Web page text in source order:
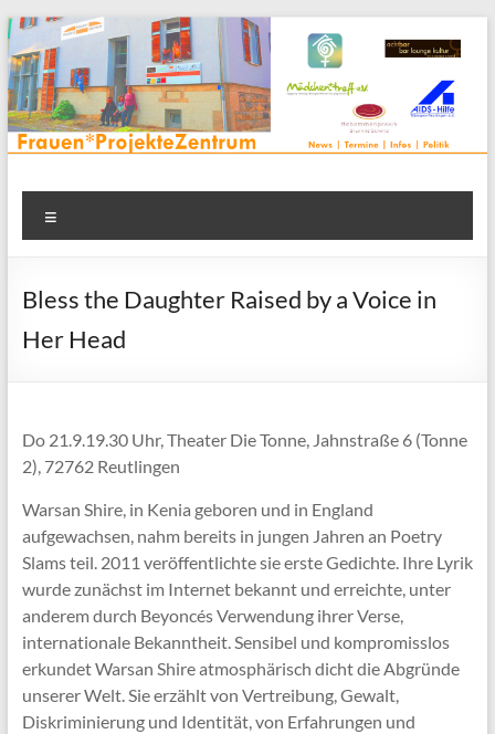
Zum
Inhalt
springen
Frauenprojektehaus wird
FrauenProjekteZentrum
Frauen* | Mädchen* | Projekte | Beratung | Veranstaltungen |
in einem Zentrum | Räume für alle | Projektarbeit | Begegnung
Bless the Daughter Raised by a Voice in
Her Head
Do 21.9.19.30 Uhr, Theater Die Tonne, Jahnstraße 6 (Tonne
2), 72762 Reutlingen
Warsan Shire, in Kenia geboren und in England
aufgewachsen, nahm bereits in jungen Jahren an Poetry
Slams teil. 2011 veröffentlichte sie erste Gedichte. Ihre Lyrik
wurde zunächst im Internet bekannt und erreichte, unter
anderem durch Beyoncés Verwendung ihrer Verse,
internationale Bekanntheit. Sensibel und kompromisslos
erkundet Warsan Shire atmosphärisch dicht die Abgründe
unserer Welt. Sie erzählt von Vertreibung, Gewalt,
Diskriminierung und Identität, von Erfahrungen und